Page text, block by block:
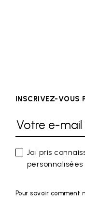
INSCRIVEZ-VOUS
Jai pris
personnalisées
Pour savoir comment